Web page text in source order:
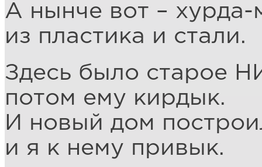
А нынче вот – хурда-
из пластика и стали.
Здесь было старое
потом ему кирдык.
И новый дом
и я к нему привык.